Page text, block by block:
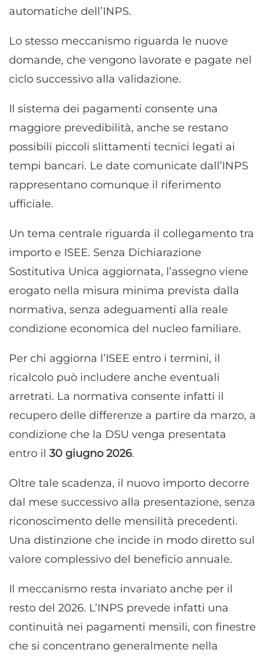
automatiche dell’INPS.
Lo stesso meccanismo riguarda le nuove
domande, che vengono lavorate e pagate nel
ciclo successivo alla validazione.
Il sistema dei pagamenti consente una
maggiore prevedibilità, anche se restano
possibili piccoli slittamenti tecnici legati ai
tempi bancari. Le date comunicate dall’INPS
rappresentano comunque il riferimento
ufficiale.
Un tema centrale riguarda il collegamento tra
importo e ISEE. Senza Dichiarazione
Sostitutiva Unica aggiornata, l’assegno viene
erogato nella misura minima prevista dalla
normativa, senza adeguamenti alla reale
condizione economica del nucleo familiare.
Per chi aggiorna l’ISEE entro i termini, il
ricalcolo può includere anche eventuali
arretrati. La normativa consente infatti il
recupero delle differenze a partire da marzo, a
condizione che la DSU venga presentata
entro il 30 giugno 2026.
Oltre tale scadenza, il nuovo importo decorre
dal mese successivo alla presentazione, senza
riconoscimento delle mensilità precedenti.
Una distinzione che incide in modo diretto sul
valore complessivo del beneficio annuale.
Il meccanismo resta invariato anche per il
resto del 2026. L’INPS prevede infatti una
continuità nei pagamenti mensili, con finestre
che si concentrano generalmente nella